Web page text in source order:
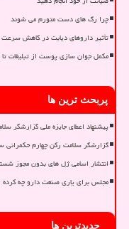
چرا رگ های دست متورم می شوند
تأثیر داروهای دیابت در کاهش
مکمل جوان سازی پوست از تبلیغات
پربحث ترین ها
پیشنهاد اعطای جایزه ملی گزارشگر
گزارشگر سلامت رکن چهارم حکمرانی
انتشار اسامی ژل های بدون مجوز
مجلس برای یاری صنعت دارو چه
جدیدترین ها